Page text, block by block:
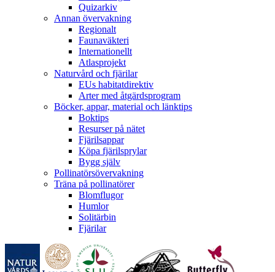
Quizarkiv
Annan övervakning
Regionalt
Faunaväkteri
Internationellt
Atlasprojekt
Naturvård och fjärilar
EUs habitatdirektiv
Arter med åtgärdsprogram
Böcker, appar, material och länktips
Boktips
Resurser på nätet
Fjärilsappar
Köpa fjärilsprylar
Bygg själv
Pollinatörsövervakning
Träna på pollinatörer
Blomflugor
Humlor
Solitärbin
Fjärilar